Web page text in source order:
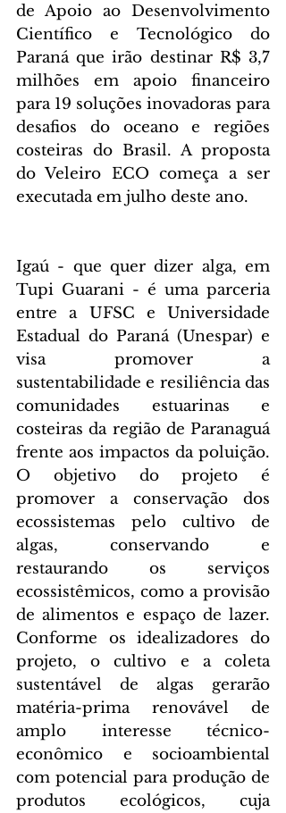
de Apoio ao Desenvolvimento
Científico e Tecnológico do
Paraná que irão destinar R$ 3,7
milhões em apoio financeiro
para 19 soluções inovadoras para
desafios do oceano e regiões
costeiras do Brasil. A proposta
do Veleiro ECO começa a ser
executada em julho deste ano.
Igaú - que quer dizer alga, em
Tupi Guarani - é uma parceria
entre a UFSC e Universidade
Estadual do Paraná (Unespar) e
visa promover a
sustentabilidade e resiliência das
comunidades estuarinas e
costeiras da região de Paranaguá
frente aos impactos da poluição.
O objetivo do projeto é
promover a conservação dos
ecossistemas pelo cultivo de
algas, conservando e
restaurando os serviços
ecossistêmicos, como a provisão
de alimentos e espaço de lazer.
Conforme os idealizadores do
projeto, o cultivo e a coleta
sustentável de algas gerarão
matéria-prima renovável de
amplo interesse técnico-
econômico e socioambiental
com potencial para produção de
produtos ecológicos, cuja